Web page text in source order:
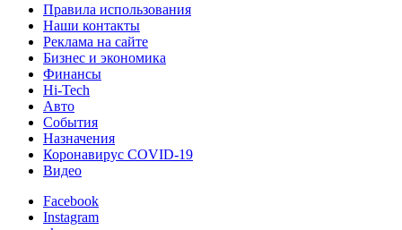
Правила использования
Наши контакты
Реклама на сайте
Бизнес и экономика
Финансы
Hi-Tech
Авто
События
Назначения
Коронавирус COVID-19
Видео
Facebook
Instagram